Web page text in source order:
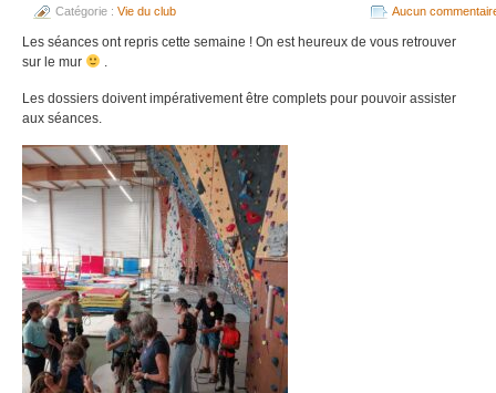
Catégorie : Vie du club Aucun
Les séances ont repris cette semaine ! On est heureux de vous retrouver
sur le mur
.
Les dossiers doivent impérativement être complets pour pouvoir assister
aux séances.